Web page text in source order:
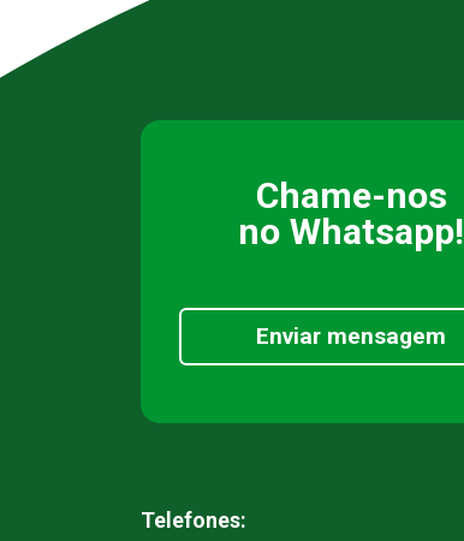
Chame-nos
no Whatsapp!
Enviar mensagem
Telefones: